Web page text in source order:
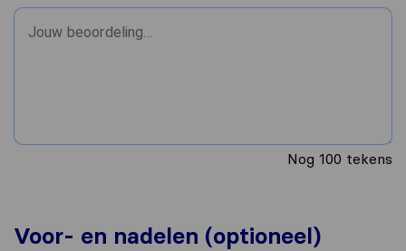
Nog 100 tekens
Voor- en nadelen (optioneel)